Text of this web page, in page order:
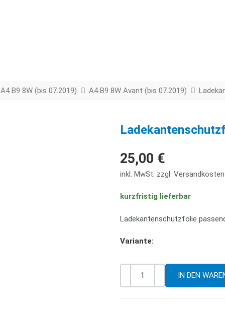
A4 B9 8W (bis 07.2019) A4 B9 8W Avant (bis 07.2019)
25,00 €
inkl. MwSt. zzgl. Versandkosten
kurzfristig lieferbar
Ladekantenschutzfolie
Variante: